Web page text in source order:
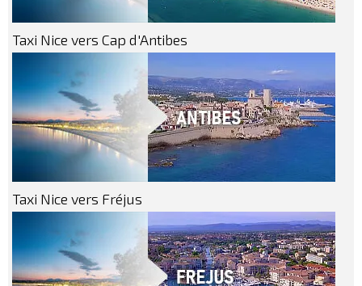
Taxi Nice vers Cap d'Antibes
Taxi Nice vers Fréjus